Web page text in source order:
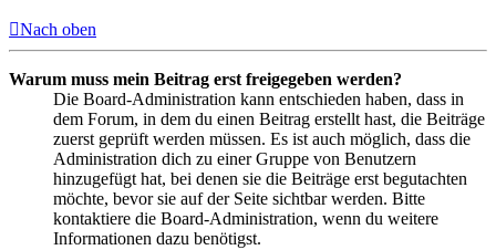
Nach oben
Warum muss mein Beitrag erst freigegeben werden?
Die Board-Administration kann entschieden haben, dass in
dem Forum, in dem du einen Beitrag erstellt hast, die Beiträge
zuerst geprüft werden müssen. Es ist auch möglich, dass die
Administration dich zu einer Gruppe von Benutzern
hinzugefügt hat, bei denen sie die Beiträge erst begutachten
möchte, bevor sie auf der Seite sichtbar werden. Bitte
kontaktiere die Board-Administration, wenn du weitere
Informationen dazu benötigst.